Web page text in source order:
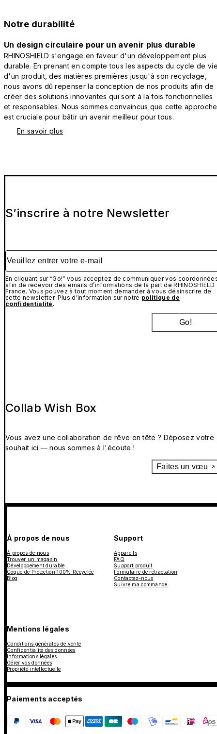
Notre durabilité
Un design circulaire pour un avenir plus durable
RHINOSHIELD s'engage en faveur d'un développement plus
durable. En prenant en compte tous les aspects du cycle de
d'un produit, des matières premières jusqu'à son recyclage,
nous avons dû repenser la conception de nos produits afin de
créer des solutions innovantes qui sont à la fois fonctionnelles
et responsables. Nous sommes convaincus que cette approche
est cruciale pour bâtir un avenir meilleur pour tous.
En savoir plus
S’inscrire à notre Newsletter
Veuillez entrer votre e-mail
En cliquant sur “Go!” vous acceptez de communiquer vos
afin de recevoir des emails d’informations de la part de RHINOSHIELD
France. Vous pouvez à tout moment demander à vous désinscrire de
cette newsletter. Plus d’information sur notre politique de
confidentialité .
Go!
Collab Wish Box
Vous avez une collaboration de rêve en tête ? Déposez votre
souhait ici — nous sommes à l'écoute !
Faites un vœu
À propos de nous
À propos de nous
Trouver un magasin
Développement durable
Coque de Protection 100% Recyclée
Blog
Support
Appareils
FAQ
Support produit
Formulaire de rétractation
Contactez-nous
Suivre ma commande
Mentions légales
Conditions générales de vente
Confidentialité des données
Informations légales
Gérer vos données
Propriété intellectuelle
Paiements acceptés